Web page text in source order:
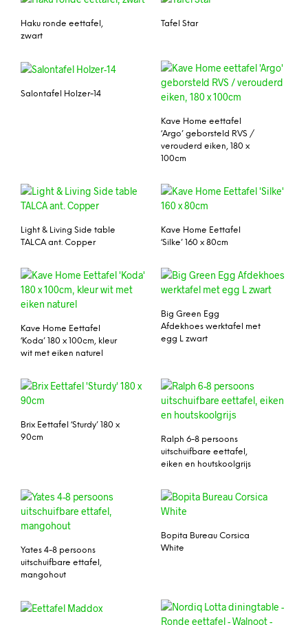
Haku ronde eettafel,
zwart
Tafel Star
Salontafel Holzer-14
Kave Home eettafel
‘Argo’ geborsteld RVS /
verouderd eiken, 180 x
100cm
Light & Living Side table
TALCA ant. Copper
Kave Home Eettafel
‘Silke’ 160 x 80cm
Kave Home Eettafel
‘Koda’ 180 x 100cm, kleur
wit met eiken naturel
Big Green Egg
Afdekhoes werktafel met
egg L zwart
Brix Eettafel ‘Sturdy’ 180 x
90cm
Ralph 6-8 persoons
uitschuifbare eettafel,
eiken en houtskoolgrijs
Yates 4-8 persoons
uitschuifbare ettafel,
mangohout
Bopita Bureau Corsica
White